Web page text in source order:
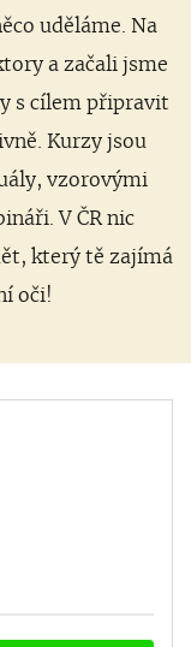
uděláme. Na
a začali jsme
s cílem připravit
Kurzy jsou
vzorovými
V ČR nic
který tě zajímá
oči!